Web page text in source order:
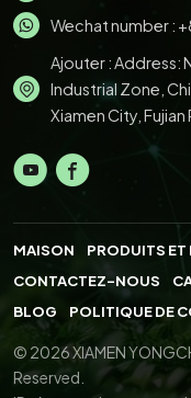
Wechat number :
Ajouter : Address:
Industrial Zone,
Xiamen City,
MAISON PRODUITS ET
CONTACTEZ-NOUS
BLOG
POLITIQUE DE
© 2026 XIAMEN
Reserved.